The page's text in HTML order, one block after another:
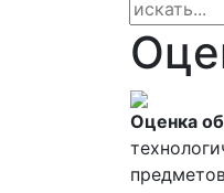
Оценка